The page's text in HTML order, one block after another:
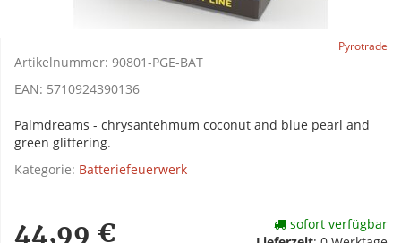
Pyrotrade
Artikelnummer: 90801-PGE-BAT
EAN: 5710924390136
Palmdreams - chrysantehmum coconut and blue pearl and
green glittering.
Kategorie: Batteriefeuerwerk
44,99 €
sofort verfügbar